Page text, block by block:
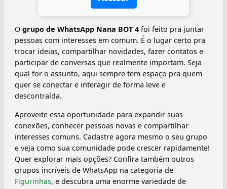
O grupo de WhatsApp Nana BOT 4 foi feito pra juntar
pessoas com interesses em comum. É o lugar certo pra
trocar ideias, compartilhar novidades, fazer contatos e
participar de conversas que realmente importam. Seja
qual for o assunto, aqui sempre tem espaço pra quem
quer se conectar e interagir de forma leve e
descontraída.
Aproveite essa oportunidade para expandir suas
conexões, conhecer pessoas novas e compartilhar
interesses comuns. Cadastre agora mesmo o seu grupo
e veja como sua comunidade pode crescer rapidamente!
Quer explorar mais opções? Confira também outros
grupos incríveis de WhatsApp na categoria de
Figurinhas, e descubra uma enorme variedade de